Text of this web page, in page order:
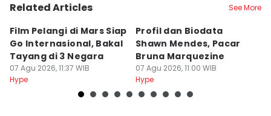
Related Articles See More
Film Pelangi di Mars Siap
Go Internasional, Bakal
Tayang di 3 Negara
07 Agu 2026, 11:37 WIB
Hype
Profil dan Biodata
Shawn Mendes, Pacar
Bruna Marquezine
07 Agu 2026, 11:00 WIB
Hype